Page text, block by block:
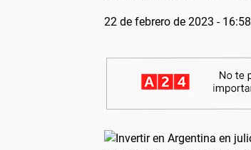
22 de febrero de 2023 - 16:58